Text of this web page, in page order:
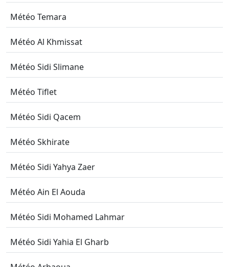
Météo Temara
Météo Al Khmissat
Météo Sidi Slimane
Météo Tiflet
Météo Sidi Qacem
Météo Skhirate
Météo Sidi Yahya Zaer
Météo Ain El Aouda
Météo Sidi Mohamed Lahmar
Météo Sidi Yahia El Gharb